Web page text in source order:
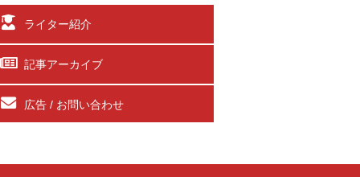
ライター紹介
記事アーカイブ
広告 / お問い合わせ